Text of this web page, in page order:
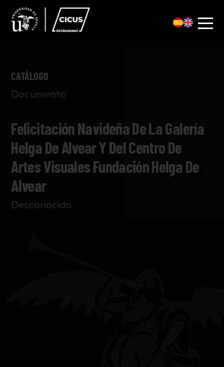
CATÁLOGO
Documento
Felicitación Navideña De La Galería
Helga De Alvear Y Del Centro De
Artes Visuales Fundación Helga De
Alvear
Desconocido